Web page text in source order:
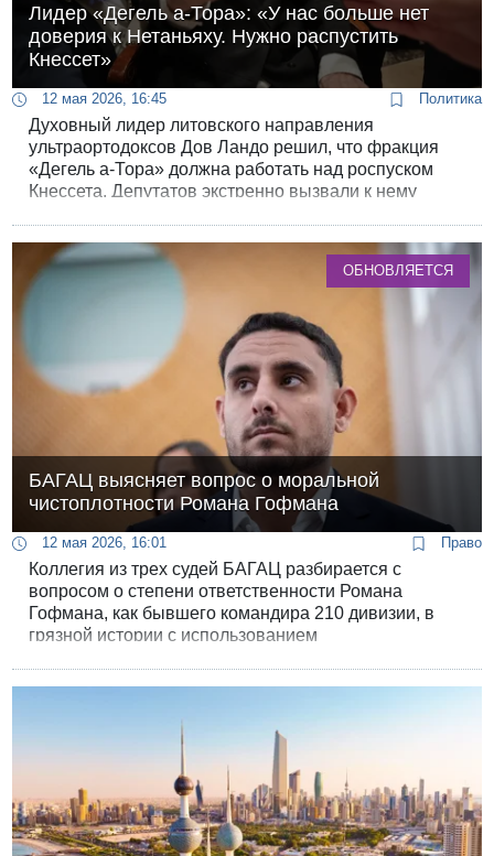
Лидер «Дегель а-Тора»: «У нас больше нет
доверия к Нетаньяху. Нужно распустить
Кнессет»
12 мая 2026, 16:45 Политика
Духовный лидер литовского направления
ультраортодоксов Дов Ландо решил, что фракция
«Дегель а-Тора» должна работать над роспуском
Кнессета. Депутатов экстренно вызвали к нему
выборов принят не будет.
ОБНОВЛЯЕТСЯ
БАГАЦ выясняет вопрос о моральной
чистоплотности Романа Гофмана
12 мая 2026, 16:01 Право
Коллегия из трех судей БАГАЦ разбирается с
вопросом о степени ответственности Романа
Гофмана, как бывшего командира 210 дивизии, в
грязной истории с использованием